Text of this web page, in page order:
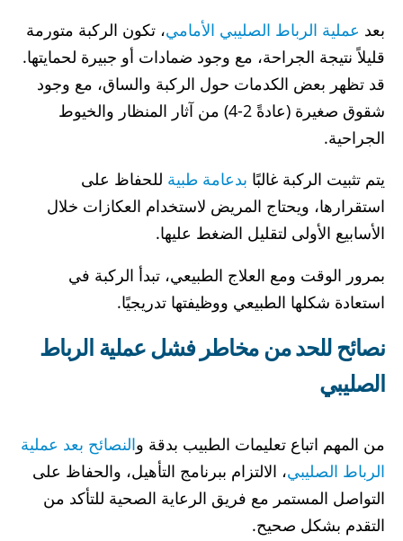
بعد عملية الرباط الصليبي الأمامي، تكون الركبة متورمة
قليلاً نتيجة الجراحة، مع وجود ضمادات أو جبيرة لحمايتها.
قد تظهر بعض الكدمات حول الركبة والساق، مع وجود
شقوق صغيرة (عادةً 2-4) من آثار المنظار والخيوط
الجراحية.
يتم تثبيت الركبة غالبًا بدعامة طبية للحفاظ على
استقرارها، ويحتاج المريض لاستخدام العكازات خلال
الأسابيع الأولى لتقليل الضغط عليها.
بمرور الوقت ومع العلاج الطبيعي، تبدأ الركبة في
استعادة شكلها الطبيعي ووظيفتها تدريجيًا.
نصائح للحد من مخاطر فشل عملية الرباط
الصليبي
من المهم اتباع تعليمات الطبيب بدقة والنصائح بعد عملية
الرباط الصليبي، الالتزام ببرنامج التأهيل، والحفاظ على
التواصل المستمر مع فريق الرعاية الصحية للتأكد من
التقدم بشكل صحيح.